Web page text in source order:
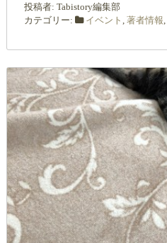
投稿者: Tabistory編集部
カテゴリー:
イベント 著者情報